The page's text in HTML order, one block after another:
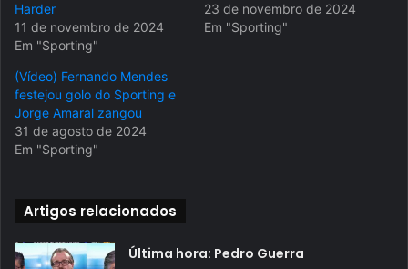
Harder
11 de novembro de 2024
Em "Sporting"
23 de novembro de 2024
Em "Sporting"
(Vídeo) Fernando Mendes
festejou golo do Sporting e
Jorge Amaral zangou
31 de agosto de 2024
Em "Sporting"
Artigos relacionados
Última hora: Pedro Guerra